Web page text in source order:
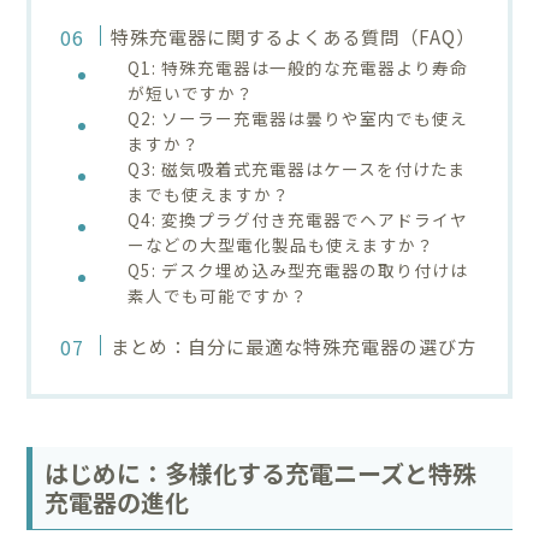
特殊充電器に関するよくある質問（FAQ）
Q1: 特殊充電器は一般的な充電器より寿命
が短いですか？
Q2: ソーラー充電器は曇りや室内でも使え
ますか？
Q3: 磁気吸着式充電器はケースを付けたま
までも使えますか？
Q4: 変換プラグ付き充電器でヘアドライヤ
ーなどの大型電化製品も使えますか？
Q5: デスク埋め込み型充電器の取り付けは
素人でも可能ですか？
まとめ：自分に最適な特殊充電器の選び方
はじめに：多様化する充電ニーズと特殊
充電器の進化